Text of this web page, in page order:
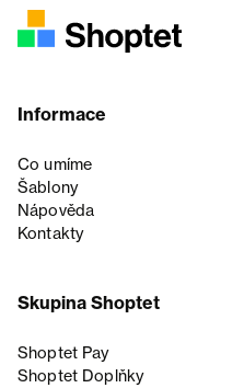
Informace
Co umíme
Šablony
Nápověda
Kontakty
Skupina Shoptet
Shoptet Pay
Shoptet Doplňky